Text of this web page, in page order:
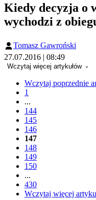
Kiedy decyzja o
wychodzi z
Tomasz Gawroński
27.07.2016 | 08:49
Wczytaj więcej artykułów
Wczytaj poprzednie
1
...
144
145
146
147
148
149
150
...
430
Wczytaj więcej